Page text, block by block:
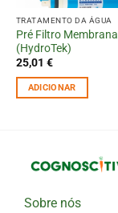
TRATAMENTO DA ÁGUA
Pré Filtro Membrana
(HydroTek)
25,01 €
ADICIONAR
Sobre nós